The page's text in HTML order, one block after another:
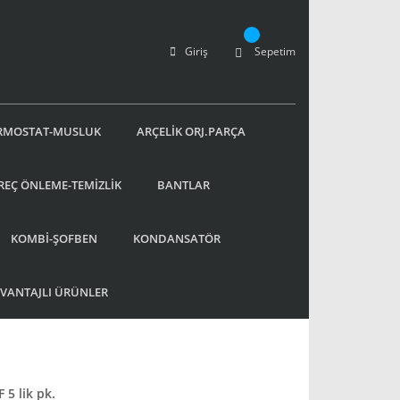
Giriş Sepetim
MUSLUK ARÇELİK ORJ.PARÇA
ÖNLEME-TEMİZLİK BANTLAR
KOMBİ-ŞOFBEN KONDANSATÖR
ÜRÜNLER
5 lik pk.